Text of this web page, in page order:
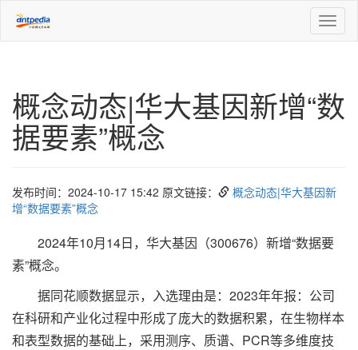
概念动态|华大基因新增“数
据要素”概念
发布时间：2024-10-17 15:42 原文链接：
概念动态|华大基因新
增“数据要素”概念
2024年10月14日，华大基因（300676）新增“数据要
素”概念。
据同花顺数据显示，入选理由是：2023年年报：公司
在科研和产业化过程中形成了庞大的数据积累，在生物样本
和表型数据的基础上，采用测序、质谱、PCR等多维度技